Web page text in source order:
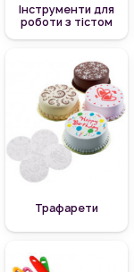
Інструменти для
роботи з тістом
Трафарети